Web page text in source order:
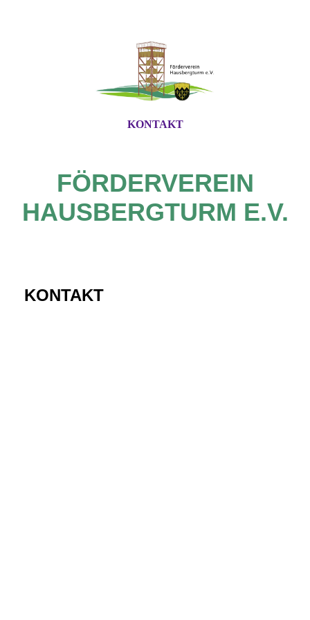
KONTAKT
FÖRDERVEREIN
HAUSBERGTURM E.V.
KONTAKT